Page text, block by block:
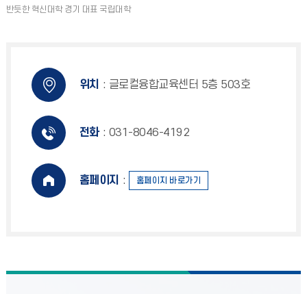
위치 : 글로컬융합교육센터 5층 503호
전화 : 031-8046-4192
홈페이지 : 홈페이지 바로가기